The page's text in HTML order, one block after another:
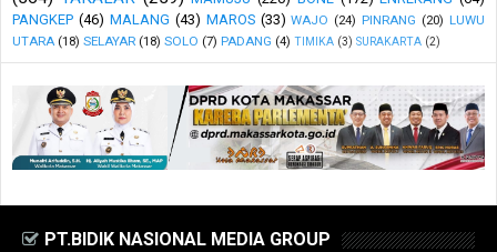
PANGKEP (46) MALANG (43) MAROS (33) WAJO (24) PINRANG (20) LUWU
UTARA (18) SELAYAR (18) SOLO (7) PADANG (4) TIMIKA (3) SURAKARTA (2)
PT.BIDIK NASIONAL MEDIA GROUP